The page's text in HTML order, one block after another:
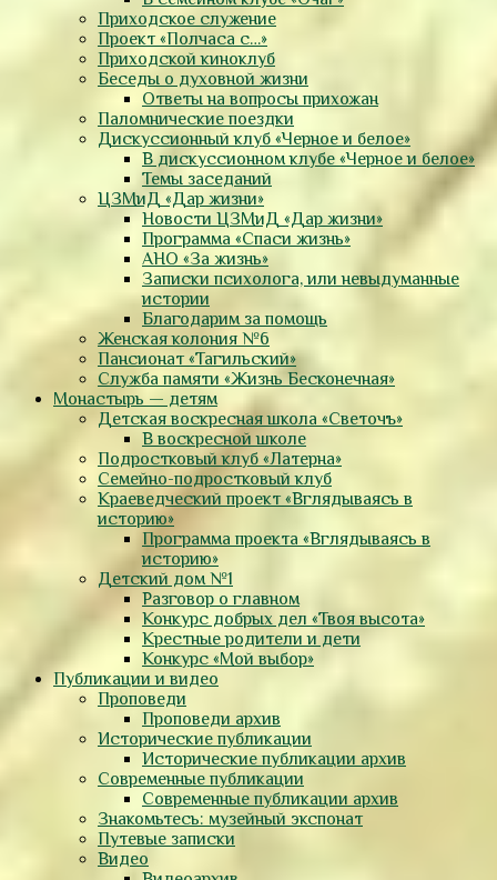
Приходское служение
Проект «Полчаса с…»
Приходской киноклуб
Беседы о духовной жизни
Ответы на вопросы прихожан
Паломнические поездки
Дискуссионный клуб «Черное и белое»
В дискуссионном клубе «Черное и белое»
Темы заседаний
ЦЗМиД «Дар жизни»
Новости ЦЗМиД «Дар жизни»
Программа «Спаси жизнь»
АНО «За жизнь»
Записки психолога, или невыдуманные
истории
Благодарим за помощь
Женская колония №6
Пансионат «Тагильский»
Служба памяти «Жизнь Бесконечная»
Монастырь — детям
Детская воскресная школа «Светочъ»
В воскресной школе
Подростковый клуб «Латерна»
Семейно-подростковый клуб
Краеведческий проект «Вглядываясь в
историю»
Программа проекта «Вглядываясь в
историю»
Детский дом №1
Разговор о главном
Конкурс добрых дел «Твоя высота»
Крестные родители и дети
Конкурс «Мой выбор»
Публикации и видео
Проповеди
Проповеди архив
Исторические публикации
Исторические публикации архив
Современные публикации
Современные публикации архив
Знакомьтесь: музейный экспонат
Путевые записки
Видео